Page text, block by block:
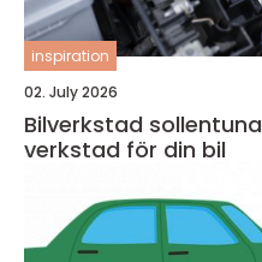
inspiration
02. July 2026
Bilverkstad sollentuna så väljer du rätt
verkstad för din bil